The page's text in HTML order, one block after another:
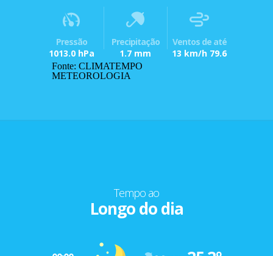
Pressão
1013.0 hPa
Precipitação
1.7 mm
Ventos de até
13 km/h 79.6
Fonte: CLIMATEMPO
METEOROLOGIA
Tempo ao
Longo do dia